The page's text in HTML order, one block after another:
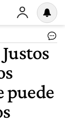
puede